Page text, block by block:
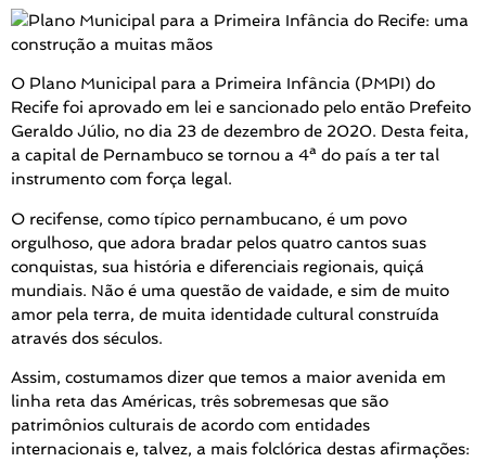
O Plano Municipal para a Primeira Infância (PMPI) do
Recife foi aprovado em lei e sancionado pelo então Prefeito
Geraldo Júlio, no dia 23 de dezembro de 2020. Desta feita,
a capital de Pernambuco se tornou a 4ª do país a ter tal
instrumento com força legal.
O recifense, como típico pernambucano, é um povo
orgulhoso, que adora bradar pelos quatro cantos suas
conquistas, sua história e diferenciais regionais, quiçá
mundiais. Não é uma questão de vaidade, e sim de muito
amor pela terra, de muita identidade cultural construída
através dos séculos.
Assim, costumamos dizer que temos a maior avenida em
linha reta das Américas, três sobremesas que são
patrimônios culturais de acordo com entidades
internacionais e, talvez, a mais folclórica destas afirmações: